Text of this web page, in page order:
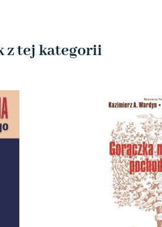
z tej kategorii